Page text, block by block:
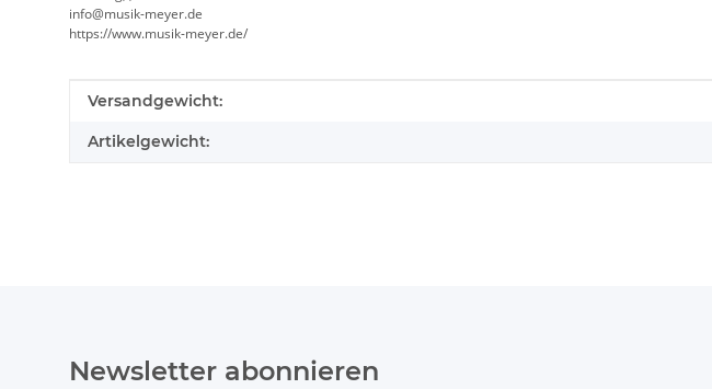
info@musik-meyer.de
https://www.musik-meyer.de/
Produkteigenschaft
Wert
Versandgewicht:
Artikelgewicht:
Newsletter abonnieren